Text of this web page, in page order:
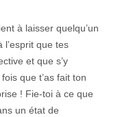
à laisser quelqu’un
que tes
et que s’y
que t’as fait ton
! Fie-toi à ce que
un état de